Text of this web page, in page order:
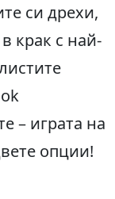
си дрехи,
крак с най-
– играта на
опции!